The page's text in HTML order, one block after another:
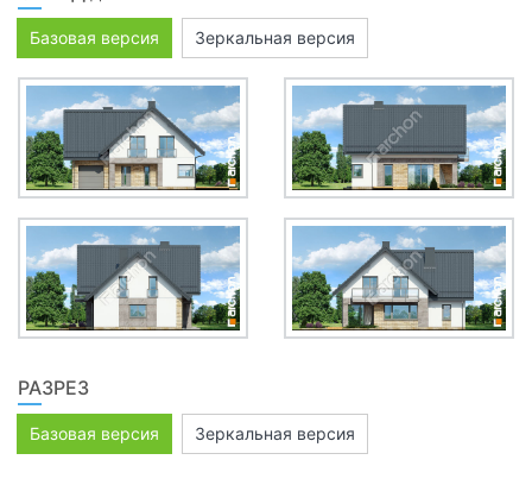
Базовая версия Зеркальная версия
РАЗРЕЗ
Базовая версия Зеркальная версия